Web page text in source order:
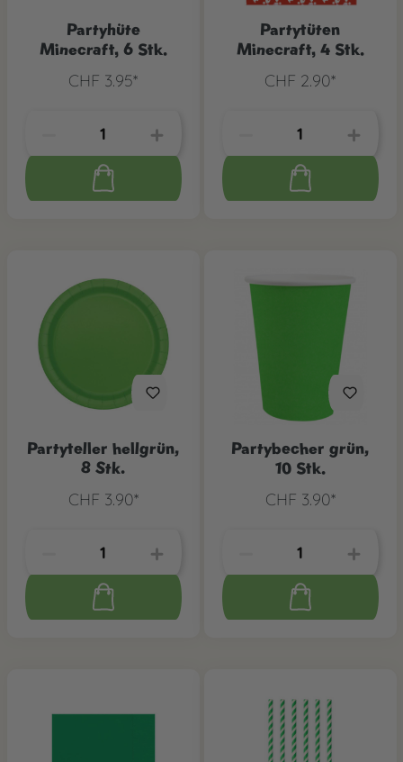
Partyhüte
Minecraft, 6 Stk.
CHF 3.95*
Partytüten
Minecraft, 4 Stk.
CHF 2.90*
Partyteller hellgrün,
8 Stk.
CHF 3.90*
Partybecher grün,
10 Stk.
CHF 3.90*